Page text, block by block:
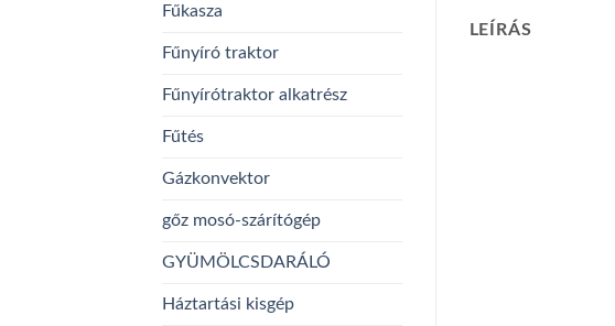
Fűkasza
Fűnyíró traktor
Fűnyírótraktor alkatrész
Fűtés
Gázkonvektor
gőz mosó-szárítógép
GYÜMÖLCSDARÁLÓ
Háztartási kisgép
LEÍRÁS